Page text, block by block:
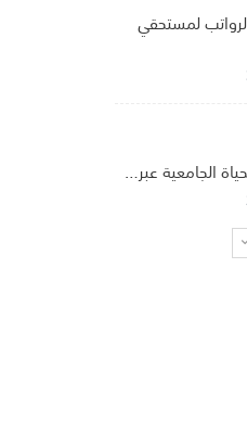
لمستحقي
الجامعية عبر…